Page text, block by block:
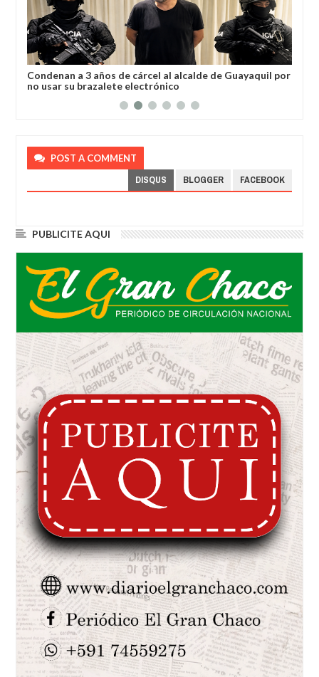
Condenan a 3 años de cárcel al alcalde de Guayaquil por
no usar su brazalete electrónico
POST A COMMENT
DISQUS BLOGGER FACEBOOK
PUBLICITE AQUI